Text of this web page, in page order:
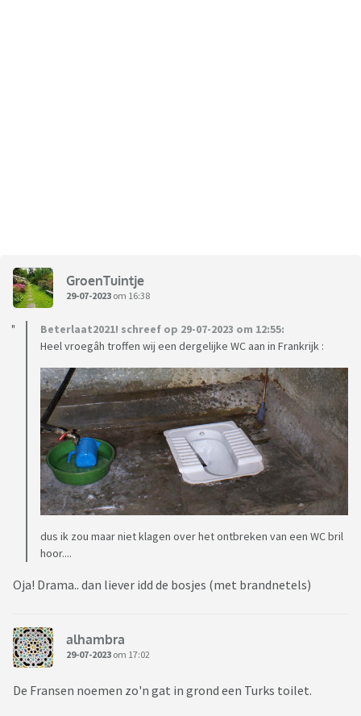
GroenTuintje
29-07-2023 om 16:38
Beterlaat2021! schreef op 29-07-2023 om 12:55:
Heel vroegâh troffen wij een dergelijke WC aan in Frankrijk :
dus ik zou maar niet klagen over het ontbreken van een WC bril
hoor....
Oja! Drama.. dan liever idd de bosjes (met brandnetels)
alhambra
29-07-2023 om 17:02
De Fransen noemen zo'n gat in grond een Turks toilet.